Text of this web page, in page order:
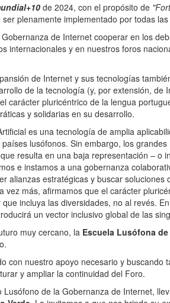
de 2024, con el propósito de
plenamente implementado por todas
de Internet cooperar en los
internacionales y en nuestros foros
de Internet y sus tecnologías
de la tecnología (y, por extensión,
carácter pluricéntrico de la lengua
y solidarias en su desarrollo.
es una tecnología de amplia
lusófonos. Sin embargo, los
resulta en una baja representación –
e instamos a una gobernanza
alianzas estratégicas y buscar
más, afirmamos que el carácter
incluya las diversidades, no al revés.
un vector inclusivo global de las
muy cercano, la Escuela Lusófona
con nuestro apoyo necesario y buscando
y ampliar la continuidad del Foro.
de la Gobernanza de Internet,